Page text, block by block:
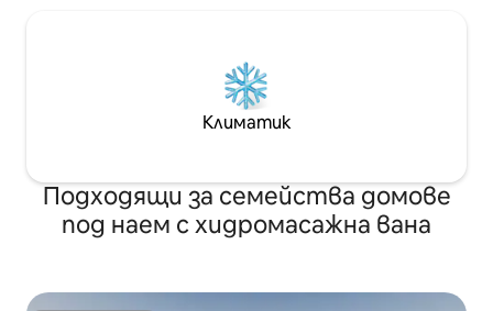
Климатик
Подходящи за семейства домове
под наем с хидромасажна вана